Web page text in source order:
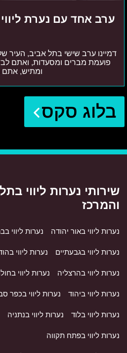
ערב אחד עם נערת
דמיינו ערב שישי בתל אביב, העיר
פועמת מברים ומסעדות, ואתם
ומתיש,
בלוג סקס
שירותי נערות ליווי
והמרכז
נערות ליווי באור יהודה נערות ליווי
נערות ליווי בגבעתיים נערות ליווי
נערות ליווי בהרצליה נערות ליווי
נערות ליווי ביהוד נערות ליווי בכפר
נערות ליווי בלוד נערות ליווי בנתניה
נערות ליווי בפתח תקווה